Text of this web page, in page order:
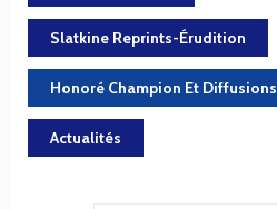
Slatkine Reprints-Érudition
Honoré Champion Et Diffusions
Actualités